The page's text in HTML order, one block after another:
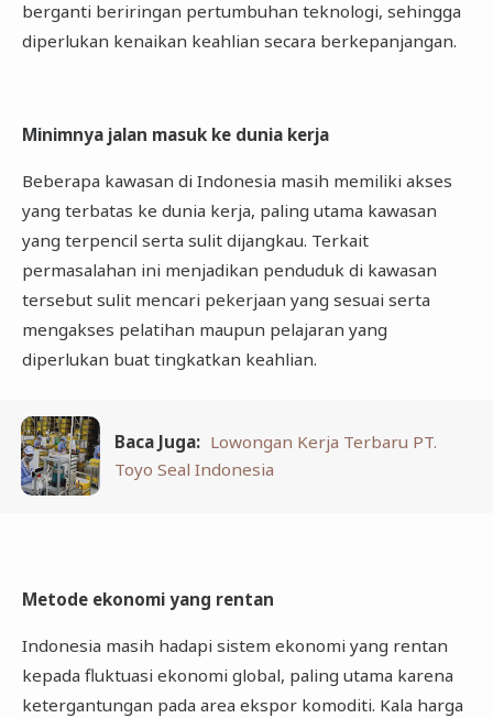
berganti beriringan pertumbuhan teknologi, sehingga
diperlukan kenaikan keahlian secara berkepanjangan.
Minimnya jalan masuk ke dunia kerja
Beberapa kawasan di Indonesia masih memiliki akses
yang terbatas ke dunia kerja, paling utama kawasan
yang terpencil serta sulit dijangkau. Terkait
permasalahan ini menjadikan penduduk di kawasan
tersebut sulit mencari pekerjaan yang sesuai serta
mengakses pelatihan maupun pelajaran yang
diperlukan buat tingkatkan keahlian.
Baca Juga: Lowongan Kerja Terbaru PT.
Toyo Seal Indonesia
Metode ekonomi yang rentan
Indonesia masih hadapi sistem ekonomi yang rentan
kepada fluktuasi ekonomi global, paling utama karena
ketergantungan pada area ekspor komoditi. Kala harga